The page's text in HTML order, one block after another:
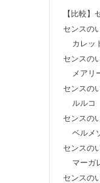
【比較】
センスの
カレッ
センスの
メアリ
センスの
ルルコ
センスの
ベルメ
センスの
マーガ
センスの